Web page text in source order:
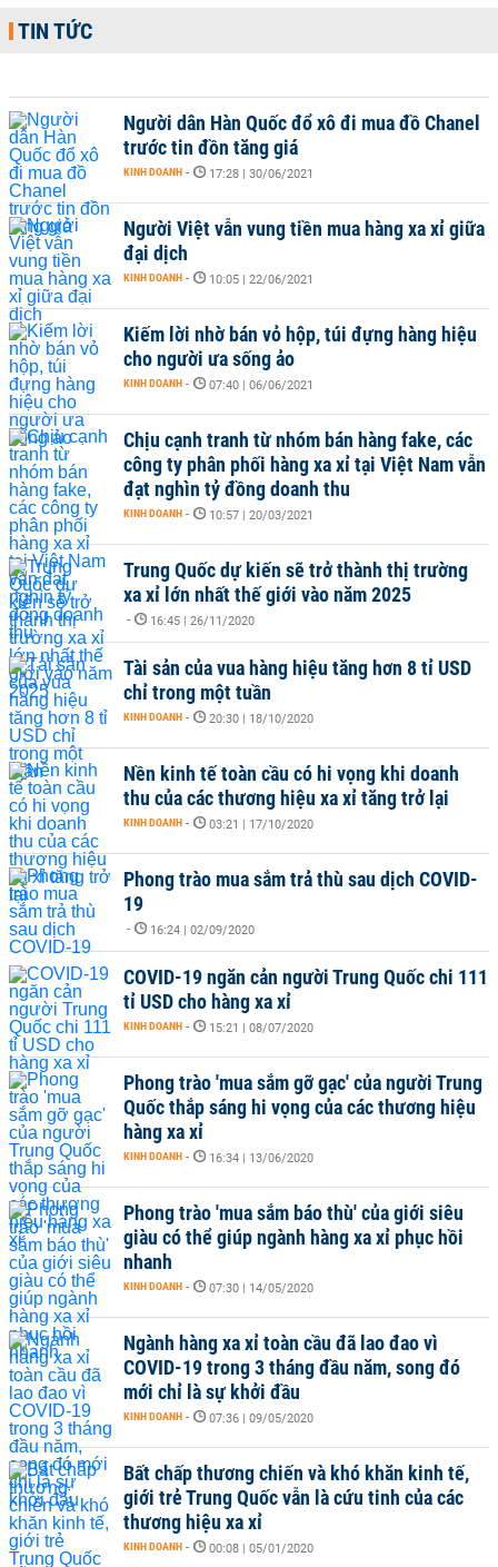
TIN TỨC
Người dân Hàn Quốc đổ xô đi mua đồ Chanel
trước tin đồn tăng giá
KINH DOANH - 17:28 | 30/06/2021
Người Việt vẫn vung tiền mua hàng xa xỉ giữa
đại dịch
KINH DOANH - 10:05 | 22/06/2021
Kiếm lời nhờ bán vỏ hộp, túi đựng hàng hiệu
cho người ưa sống ảo
KINH DOANH - 07:40 | 06/06/2021
Chịu cạnh tranh từ nhóm bán hàng fake, các
công ty phân phối hàng xa xỉ tại Việt Nam vẫn
đạt nghìn tỷ đồng doanh thu
KINH DOANH - 10:57 | 20/03/2021
Trung Quốc dự kiến sẽ trở thành thị trường
xa xỉ lớn nhất thế giới vào năm 2025
- 16:45 | 26/11/2020
Tài sản của vua hàng hiệu tăng hơn 8 tỉ USD
chỉ trong một tuần
KINH DOANH - 20:30 | 18/10/2020
Nền kinh tế toàn cầu có hi vọng khi doanh
thu của các thương hiệu xa xỉ tăng trở lại
KINH DOANH - 03:21 | 17/10/2020
Phong trào mua sắm trả thù sau dịch COVID-
19
- 16:24 | 02/09/2020
COVID-19 ngăn cản người Trung Quốc chi 111
tỉ USD cho hàng xa xỉ
KINH DOANH - 15:21 | 08/07/2020
Phong trào 'mua sắm gỡ gạc' của người Trung
Quốc thắp sáng hi vọng của các thương hiệu
hàng xa xỉ
KINH DOANH - 16:34 | 13/06/2020
Phong trào 'mua sắm báo thù' của giới siêu
giàu có thể giúp ngành hàng xa xỉ phục hồi
nhanh
KINH DOANH - 07:30 | 14/05/2020
Ngành hàng xa xỉ toàn cầu đã lao đao vì
COVID-19 trong 3 tháng đầu năm, song đó
mới chỉ là sự khởi đầu
KINH DOANH - 07:36 | 09/05/2020
Bất chấp thương chiến và khó khăn kinh tế,
giới trẻ Trung Quốc vẫn là cứu tinh của các
thương hiệu xa xỉ
KINH DOANH - 00:08 | 05/01/2020